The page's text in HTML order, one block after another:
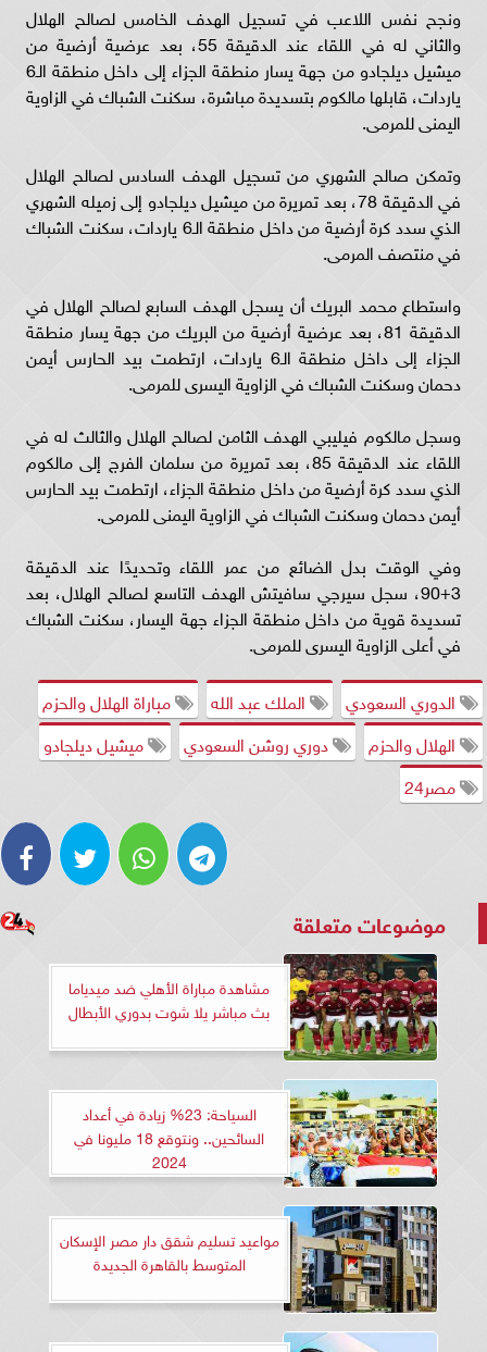
ونجح نفس اللاعب في تسجيل الهدف الخامس لصالح الهلال
والثاني له في اللقاء عند الدقيقة 55، بعد عرضية أرضية من
ميشيل ديلجادو من جهة يسار منطقة الجزاء إلى داخل منطقة الـ6
ياردات، قابلها مالكوم بتسديدة مباشرة، سكنت الشباك في الزاوية
اليمنى للمرمى.
وتمكن صالح الشهري من تسجيل الهدف السادس لصالح الهلال
في الدقيقة 78، بعد تمريرة من ميشيل ديلجادو إلى زميله الشهري
الذي سدد كرة أرضية من داخل منطقة الـ6 ياردات، سكنت الشباك
في منتصف المرمى.
واستطاع محمد البريك أن يسجل الهدف السابع لصالح الهلال في
الدقيقة 81، بعد عرضية أرضية من البريك من جهة يسار منطقة
الجزاء إلى داخل منطقة الـ6 ياردات، ارتطمت بيد الحارس أيمن
دحمان وسكنت الشباك في الزاوية اليسرى للمرمى.
وسجل مالكوم فيليبي الهدف الثامن لصالح الهلال والثالث له في
اللقاء عند الدقيقة 85، بعد تمريرة من سلمان الفرج إلى مالكوم
الذي سدد كرة أرضية من داخل منطقة الجزاء، ارتطمت بيد الحارس
أيمن دحمان وسكنت الشباك في الزاوية اليمنى للمرمى.
وفي الوقت بدل الضائع من عمر اللقاء وتحديدًا عند الدقيقة
3+90، سجل سيرجي سافيتش الهدف التاسع لصالح الهلال، بعد
تسديدة قوية من داخل منطقة الجزاء جهة اليسار، سكنت الشباك
في أعلى الزاوية اليسرى للمرمى.
الدوري السعودي
الملك عبد الله
مباراة الهلال والحزم
الهلال والحزم
دوري روشن السعودي
ميشيل ديلجادو
مصر24
موضوعات متعلقة
مشاهدة مباراة الأهلي ضد ميدياما
بث مباشر يلا شوت بدوري الأبطال
السياحة: 23% زيادة في أعداد
السائحين.. ونتوقع 18 مليونا في
2024
مواعيد تسليم شقق دار مصر الإسكان
المتوسط بالقاهرة الجديدة